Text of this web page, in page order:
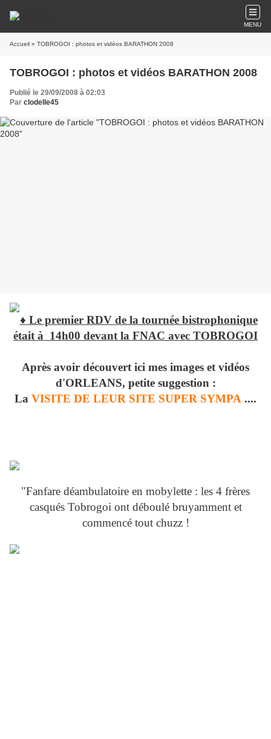
MENU
Accueil » TOBROGOI : photos et vidéos BARATHON 2008
TOBROGOI : photos et vidéos BARATHON 2008
Publié le 29/09/2008 à 02:03
Par clodelle45
♦ Le premier RDV de la tournée bistrophonique
était à 14h00 devant la FNAC avec TOBROGOI
Après avoir découvert ici mes images et vidéos
d'ORLEANS, petite suggestion :
La VISITE DE LEUR SITE SUPER SYMPA ....
"Fanfare déambulatoire en mobylette : les 4 frères
casqués Tobrogoi ont déboulé bruyamment et
commencé tout chuzz !